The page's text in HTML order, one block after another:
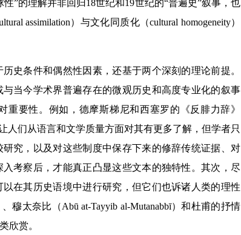
”的理解并非回归18世纪和19世纪的“普遍史”叙事，也
assimilation）与文化同质化（cultural homogeneity）
条件和偶然性因素，还基于两个深刻的理论前提。
当今学术界普遍存在的微观历史和高度专业化的叙事
要性。例如，德摩斯梯尼和西塞罗的《反腓力辞》
人们从语言和文学质量方面对其有更多了解，但学者只
究，以及对这些制度中保存下来的修辞传统证据、对
考察后，才能真正凸显这些文本的独特性。其次，尽
在其历史语境中进行研究，但它们也诉诸人类的理性
穆太奈比（Abū at-Tayyib al-Mutanabbī）和杜甫的抒情
欣赏。